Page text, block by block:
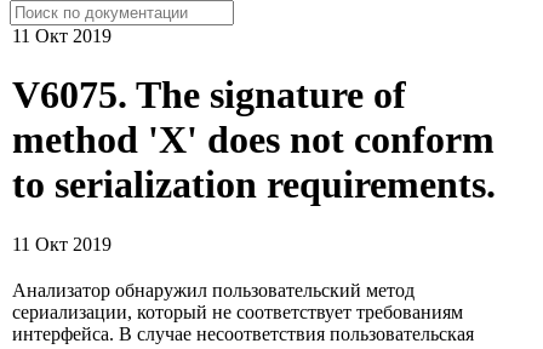
11 Окт 2019
V6075. The signature of
method 'X' does not conform
to serialization requirements.
11 Окт 2019
Анализатор обнаружил пользовательский метод
сериализации, который не соответствует требованиям
интерфейса. В случае несоответствия пользовательская